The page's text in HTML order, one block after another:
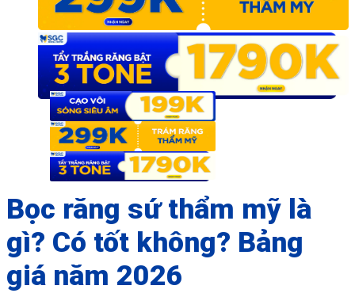
Bọc răng sứ thẩm mỹ là
gì? Có tốt không? Bảng
giá năm 2026